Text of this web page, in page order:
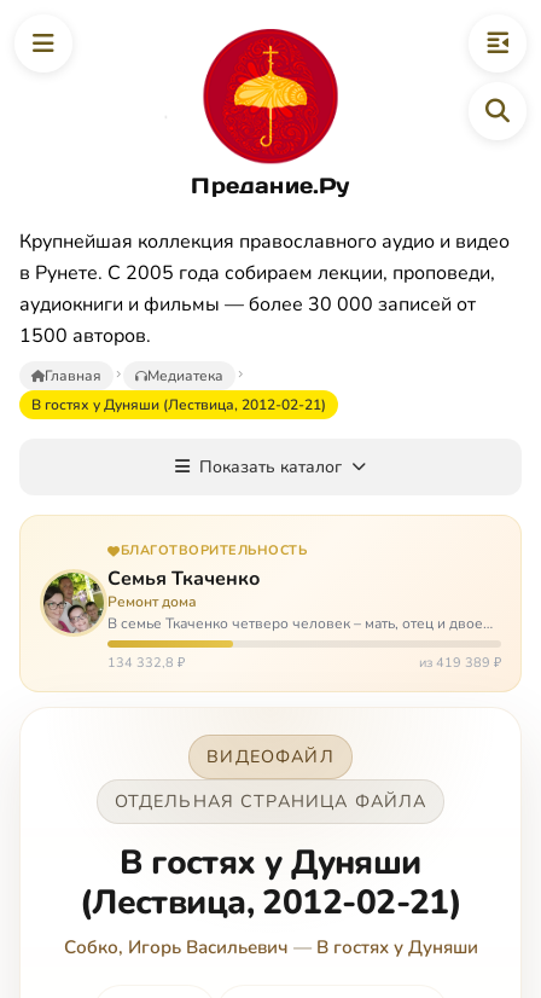
Предание.Ру
Крупнейшая коллекция православного аудио и видео
в Рунете. С 2005 года собираем лекции, проповеди,
аудиокниги и фильмы — более 30 000 записей от
1500 авторов.
Главная
Медиатека
В гостях у Дуняши (Лествица, 2012-02-21)
Показать каталог
БЛАГОТВОРИТЕЛЬНОСТЬ
Семья Ткаченко
Ремонт дома
В семье Ткаченко четверо человек – мать, отец и двое
сыновей. И это семья – крепость. У них столько проблем
и бед, что хватило бы на много семей. Трое из четверых
134 332,8 ₽ из 419 389 ₽
ВИДЕОФАЙЛ
ОТДЕЛЬНАЯ СТРАНИЦА ФАЙЛА
В гостях у Дуняши
(Лествица, 2012-02-21)
Собко, Игорь Васильевич — В гостях у Дуняши